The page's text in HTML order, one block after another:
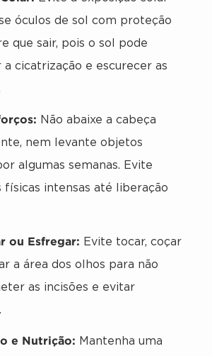
óculos de sol com proteção
que sair, pois o sol pode
a cicatrização e escurecer as
Não abaixe a cabeça
nem levante objetos
algumas semanas. Evite
físicas intensas até liberação
ou Esfregar: Evite tocar, coçar
a área dos olhos para não
as incisões e evitar
e Nutrição: Mantenha uma